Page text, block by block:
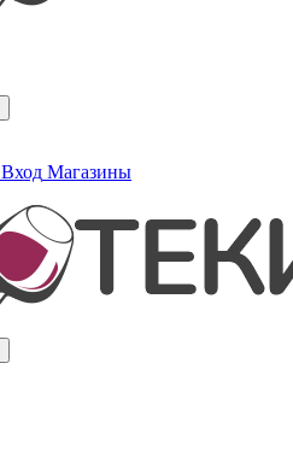
Вход Магазины